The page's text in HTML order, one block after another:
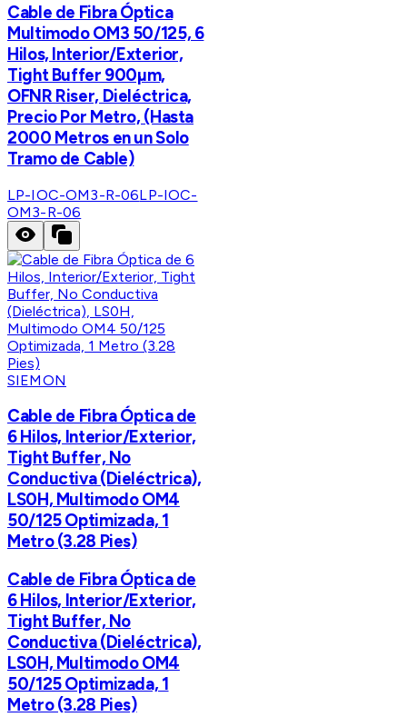
Cable de Fibra Óptica
Multimodo OM3 50/125, 6
Hilos, Interior/Exterior,
Tight Buffer 900µm,
OFNR Riser, Dieléctrica,
Precio Por Metro, (Hasta
2000 Metros en un Solo
Tramo de Cable)
LP-IOC-OM3-R-06LP-IOC-
OM3-R-06
SIEMON
Cable de Fibra Óptica de
6 Hilos, Interior/Exterior,
Tight Buffer, No
Conductiva (Dieléctrica),
LS0H, Multimodo OM4
50/125 Optimizada, 1
Metro (3.28 Pies)
Cable de Fibra Óptica de
6 Hilos, Interior/Exterior,
Tight Buffer, No
Conductiva (Dieléctrica),
LS0H, Multimodo OM4
50/125 Optimizada, 1
Metro (3.28 Pies)